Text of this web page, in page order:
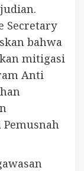
Secretary
bahwa
mitigasi
Anti
Pemusnah